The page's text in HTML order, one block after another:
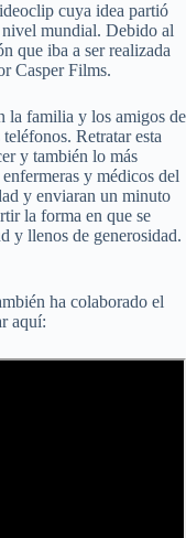
cuya idea partió
mundial. Debido al
que iba a ser realizada
Casper Films.
la familia y los amigos de
Retratar esta
y también lo más
y médicos del
y enviaran un minuto
la forma en que se
y llenos de generosidad.
ha colaborado el
aquí: